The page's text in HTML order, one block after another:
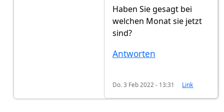
Haben Sie gesagt bei
welchen Monat sie jetzt
sind?
Antworten
Do. 3 Feb 2022 - 13:31 Link